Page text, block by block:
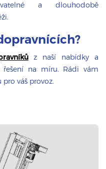
a dlouhodobě
z naší nabídky a
řešení na míru. Rádi vám
váš provoz.